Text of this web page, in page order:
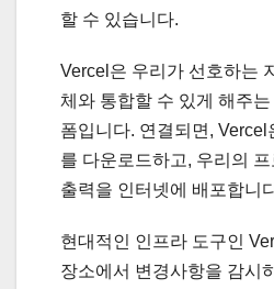
할 수 있습니다.
Vercel은 우리가 선호하는
체와 통합할 수 있게 해주
폼입니다. 연결되면, Vercel
를 다운로드하고, 우리의
출력을 인터넷에 배포합니
현대적인 인프라 도구인
장소에서 변경사항을 감시